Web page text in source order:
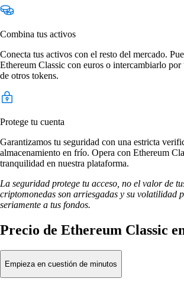
Combina tus activos
Conecta tus activos con el resto del mercado.
Ethereum Classic con euros o intercambiarlo por
de otros tokens.
Protege tu cuenta
Garantizamos tu seguridad con una estricta
almacenamiento en frío. Opera con Ethereum
tranquilidad en nuestra plataforma.
La seguridad protege tu acceso, no el valor de
criptomonedas son arriesgadas y su volatilidad
seriamente a tus fondos.
Precio de Ethereum Classic
Empieza en cuestión de minutos